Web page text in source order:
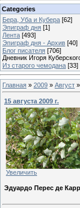
Categories
Бера, Уба и Кубера [62]
Эпиграф дня [1]
Лента [493]
Эпиграф дня - Архив [40]
Блог писателя [706]
Дневник Игоря
Из старого чемодана [33]
Главная » 2009 » Август »
15 августа 2009 г.
Увеличить
Эдуардо Перес де